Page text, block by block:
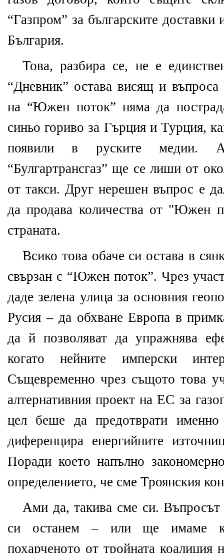
“Газпром” за българските доставки
България.
Това, разбира се, не е
“Дневник” остава висящ и
на “Южен поток” няма да
синьо гориво за Гърция и Турция,
появилив руските медии.
“Булгартрансгаз” ще се лиши от
от такси. Друг нерешен въпрос е
да продава количества от "Южен
страната.
Всико това обаче си остава в
свързан с “Южен поток”. Чрез
даде зелена улица за основния
Русия – да обхване Европа в
да й позволяват да упражнява
когато нейните имперски
Същевременно чрез същото това
алтернативния проект на ЕС за
цел беше да предотврати именно
диференцира енергийните
Поради което напълно
определението, че сме Троянския
Ами да, такива сме си. Въпросът
си останем – или ще имаме
похарченото от тройната коалиция